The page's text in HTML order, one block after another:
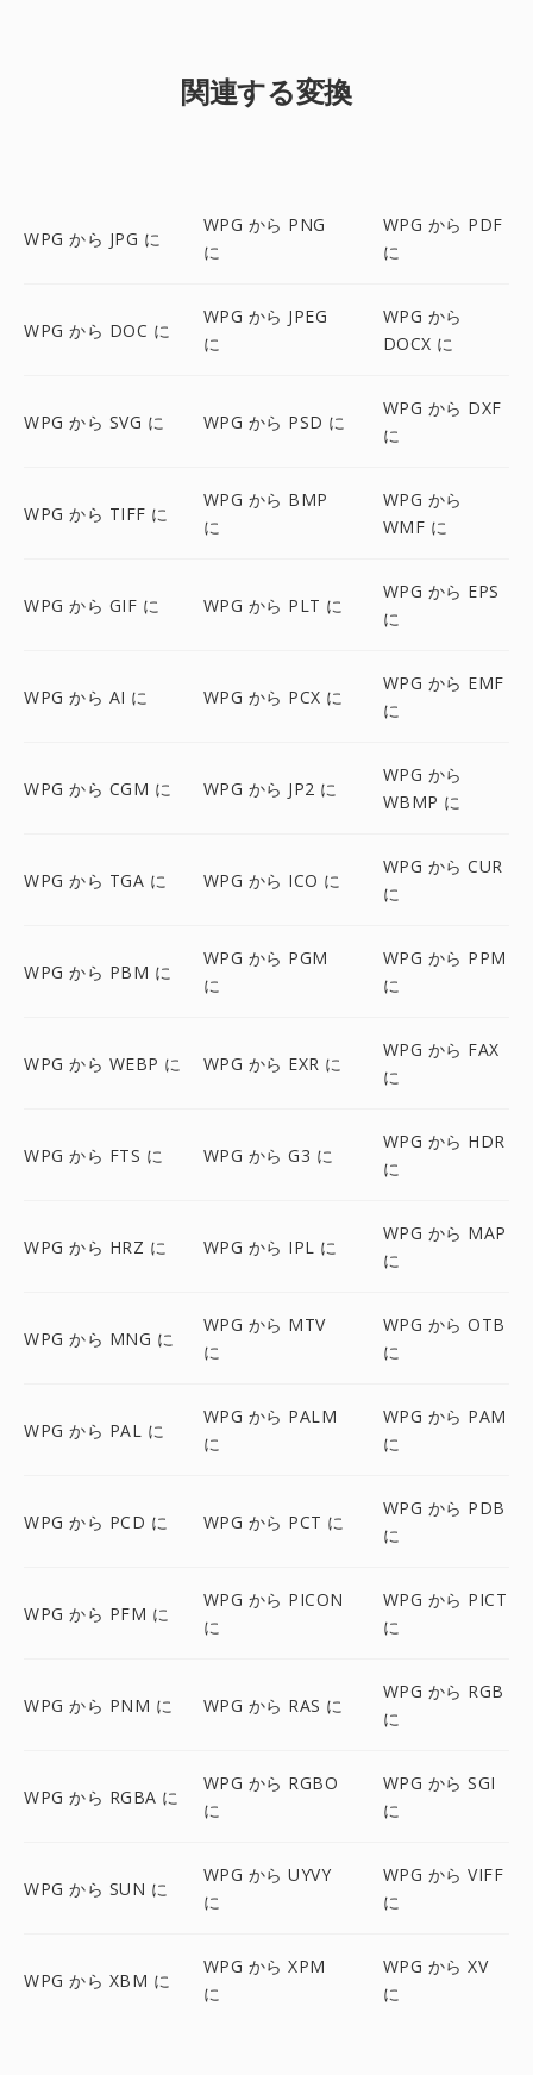
関連する変換
WPG から JPG に
WPG から PNG
に
WPG から PDF
に
WPG から DOC に
WPG から JPEG
に
WPG から
DOCX に
WPG から SVG に WPG から PSD に
WPG から DXF
に
WPG から TIFF に
WPG から BMP
に
WPG から
WMF に
WPG から GIF に WPG から PLT に
WPG から EPS
に
WPG から AI に WPG から PCX に
WPG から EMF
に
WPG から CGM に WPG から JP2 に
WPG から
WBMP に
WPG から TGA に WPG から ICO に
WPG から CUR
に
WPG から PBM に
WPG から PGM
に
WPG から PPM
に
WPG から WEBP に WPG から EXR に
WPG から FAX
に
WPG から FTS に WPG から G3 に
WPG から HDR
に
WPG から HRZ に WPG から IPL に
WPG から MAP
に
WPG から MNG に
WPG から MTV
に
WPG から OTB
に
WPG から PAL に
WPG から PALM
に
WPG から PAM
に
WPG から PCD に WPG から PCT に
WPG から PDB
に
WPG から PFM に
WPG から PICON
に
WPG から PICT
に
WPG から PNM に WPG から RAS に
WPG から RGB
に
WPG から RGBA に
WPG から RGBO
に
WPG から SGI
に
WPG から SUN に
WPG から UYVY
に
WPG から VIFF
に
WPG から XBM に
WPG から XPM
に
WPG から XV
に